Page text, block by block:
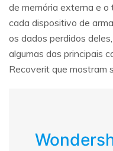
de memória externa e
cada dispositivo de
os dados perdidos
algumas das principais
Recoverit que mostram